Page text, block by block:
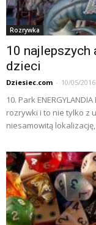
Rozrywka
10 najlepszych
dzieci
Dziesiec.com - 10/05/2016
10. Park
rozrywki i to nie tylko z
niesamowitą lokalizację,